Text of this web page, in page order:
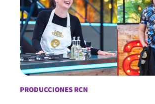
PRODUCCIONES RCN